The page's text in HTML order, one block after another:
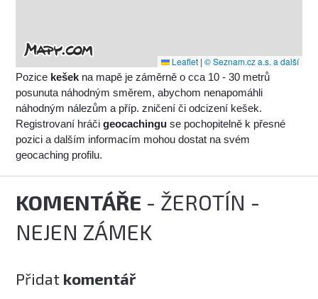
Leaflet | © Seznam.cz a.s. a další
Pozice kešek na mapě je záměrně o cca 10 - 30 metrů
posunuta náhodným směrem, abychom nenapomáhli
náhodným nálezům a příp. zničení či odcizení kešek.
Registrovaní hráčigeocachingu se pochopitelně k přesné
pozici a dalším informacím mohou dostat na svém
geocaching profilu.
KOMENTÁŘE - ŽEROTÍN -
NEJEN ZÁMEK
Přidat komentář